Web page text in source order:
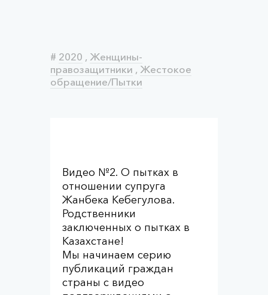
# 2020 , Женщины-
правозащитники , Жестокое
обращение/Пытки
Видео №2. О пытках в
отношении супруга
Жанбека Кебегулова.
Родственники
заключенных о пытках в
Казахстане!
Мы начинаем серию
публикаций граждан
страны с видео